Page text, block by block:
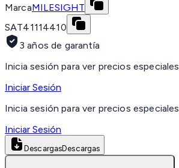
MarcaMILESIGHT
SAT41114410
3 años de garantía
Inicia sesión para ver precios especiales
Iniciar Sesión
Inicia sesión para ver precios especiales
Iniciar Sesión
DescargasDescargas